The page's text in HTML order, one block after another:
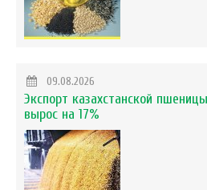
09.08.2026
Экспорт казахстанской
вырос на 17%